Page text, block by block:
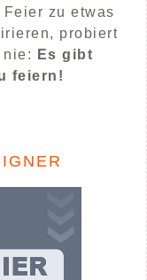
zu etwas
probiert
nie:
Es gibt
feiern!